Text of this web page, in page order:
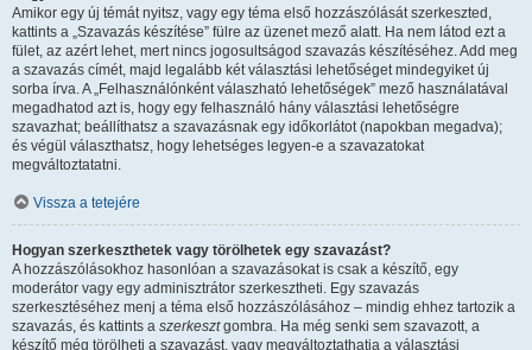
Amikor egy új témát nyitsz, vagy egy téma első hozzászólását szerkeszted,
kattints a „Szavazás készítése” fülre az üzenet mező alatt. Ha nem látod ezt a
fület, az azért lehet, mert nincs jogosultságod szavazás készítéséhez. Add meg
a szavazás címét, majd legalább két választási lehetőséget mindegyiket új
sorba írva. A „Felhasználónként válaszható lehetőségek” mező használatával
megadhatod azt is, hogy egy felhasználó hány választási lehetőségre
szavazhat; beállíthatsz a szavazásnak egy időkorlátot (napokban megadva);
és végül választhatsz, hogy lehetséges legyen-e a szavazatokat
megváltoztatatni.
Vissza a tetejére
Hogyan szerkeszthetek vagy törölhetek egy szavazást?
A hozzászólásokhoz hasonlóan a szavazásokat is csak a készítő, egy
moderátor vagy egy adminisztrátor szerkesztheti. Egy szavazás
szerkesztéséhez menj a téma első hozzászólásához – mindig ehhez tartozik a
szavazás, és kattints a szerkesztgombra. Ha még senki sem szavazott, a
készítő még törölheti a szavazást, vagy megváltoztathatja a választási